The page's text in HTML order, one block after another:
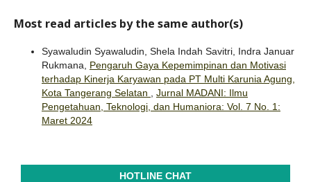
Most read articles by the same author(s)
Syawaludin Syawaludin, Shela Indah Savitri, Indra Januar
Rukmana, Pengaruh Gaya Kepemimpinan dan Motivasi
terhadap Kinerja Karyawan pada PT Multi Karunia Agung,
Kota Tangerang Selatan
Jurnal MADANI: Ilmu
Pengetahuan, Teknologi, dan Humaniora: Vol. 7 No. 1:
Maret 2024
HOTLINE CHAT